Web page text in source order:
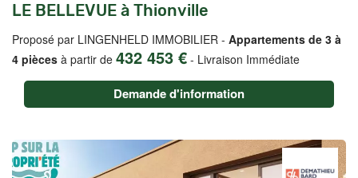
LE BELLEVUE à Thionville
Proposé par LINGENHELD IMMOBILIER - Appartements de 3 à
4 pièces à partir de 432 453 € - Livraison Immédiate
Demande d'information